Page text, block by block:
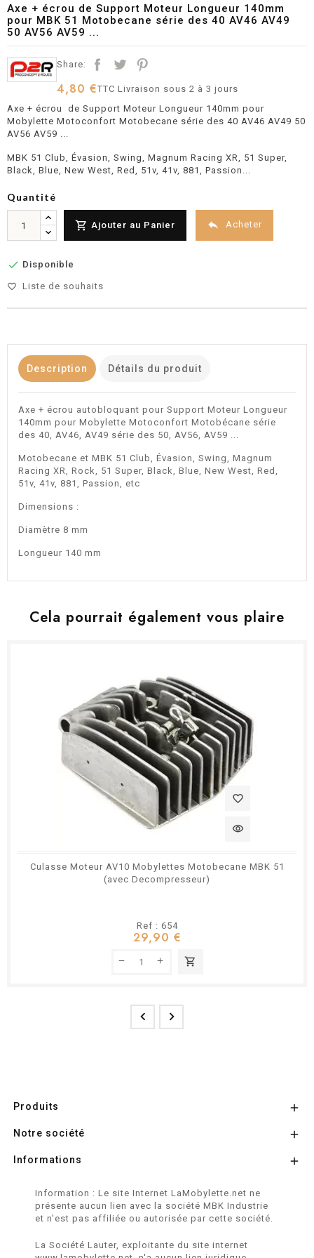
Axe + écrou de Support Moteur Longueur 140mm
pour MBK 51 Motobecane série des 40 AV46 AV49
50 AV56 AV59 ...
Share:
4,80 €TTCLivraison sous 2 à 3 jours
Axe + écrou de Support Moteur Longueur 140mm pour
Mobylette Motoconfort Motobecane série des 40 AV46 AV49 50
AV56 AV59 ...
MBK 51 Club, Évasion, Swing, Magnum Racing XR, 51 Super,
Black, Blue, New West, Red, 51v, 41v, 881, Passion...
Quantité
 Ajouter au Panier  Acheter
 Disponible
favorite_border Liste de souhaits
Description Détails du produit
Axe + écrou autobloquant pour Support Moteur Longueur
140mm pour Mobylette Motoconfort Motobécane série
des 40, AV46, AV49 série des 50, AV56, AV59 ...
Motobecane et MBK 51 Club, Évasion, Swing, Magnum
Racing XR, Rock, 51 Super, Black, Blue, New West, Red,
51v, 41v, 881, Passion, etc
Dimensions :
Diamètre 8 mm
Longueur 140 mm
Cela pourrait également vous plaire
favorite_border
visibility
Culasse Moteur AV10 Mobylettes Motobecane MBK 51
(avec Decompresseur)
Ref : 654
29,90 €
shopping_cart
 
Produits 
Notre société 
Informations 
Information : Le site Internet LaMobylette.net ne
présente aucun lien avec la société MBK Industrie
et n'est pas affiliée ou autorisée par cette société.
La Société Lauter, exploitante du site internet